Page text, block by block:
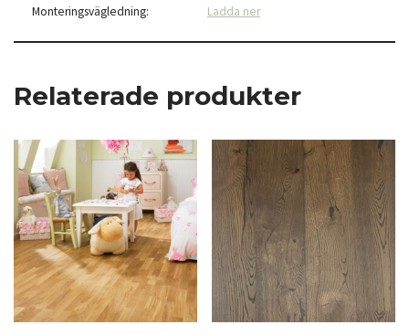
Monteringsvägledning: Ladda ner
Relaterade produkter